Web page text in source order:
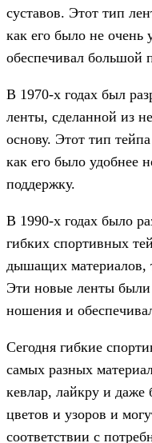
суставов. Этот тип
как его было не очень
обеспечивал большой
В 1970-х годах был
ленты, сделанной из
основу. Этот тип
как его было удобнее
поддержку.
В 1990-х годах было
гибких спортивных
дышащих материалов,
Эти новые ленты
ношения и
Сегодня гибкие
самых разных
кевлар, лайкру и
цветов и узоров и
соответствии с